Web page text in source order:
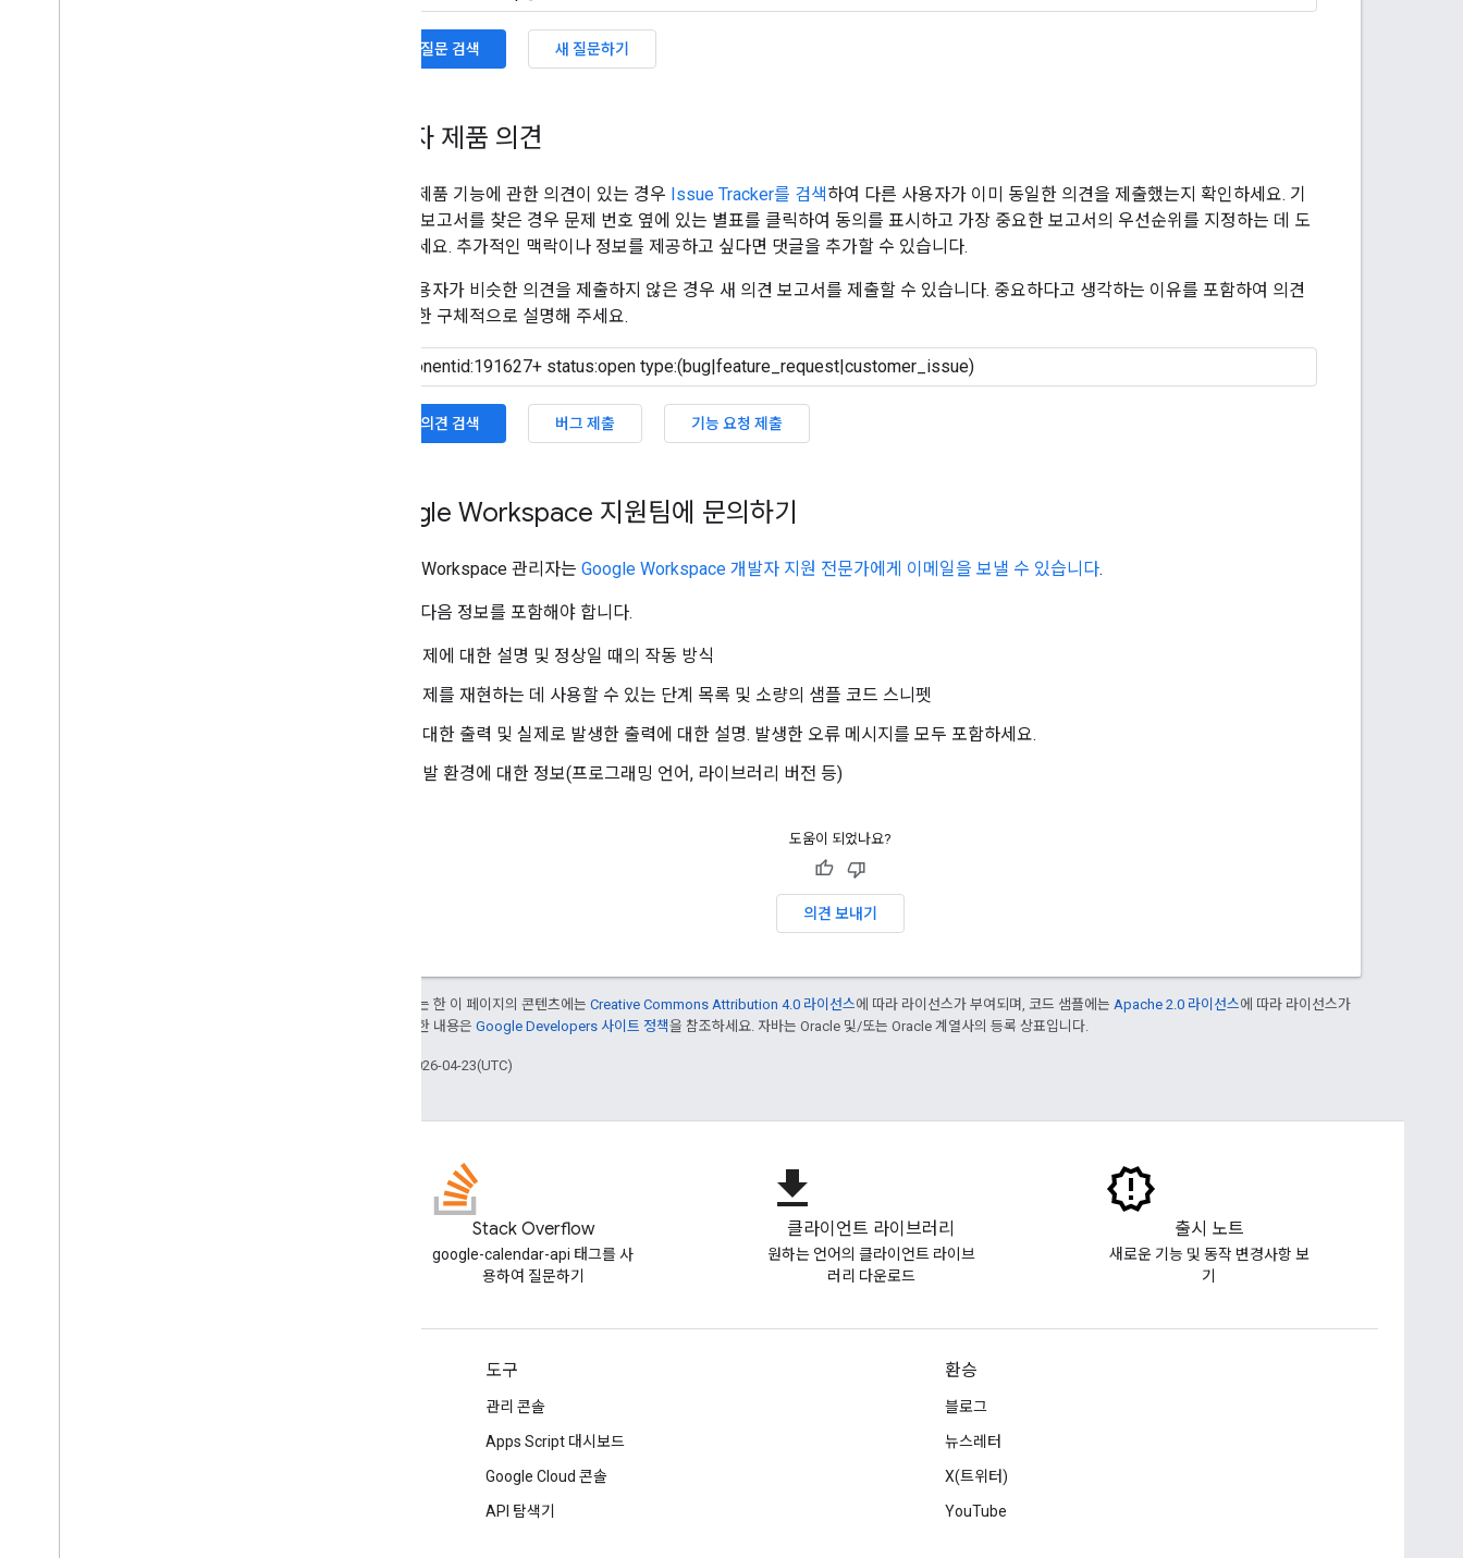
기존 질문 검색 새 질문하기
개발자 제품 의견
개발자 제품 기능에 관한 의견이 있는 경우 Issue Tracker를 검색하여 다른 사용자가 이미 동일한 의견을 제출했는지 확인하세요. 기
존 의견 보고서를 찾은 경우 문제 번호 옆에 있는 별표를 클릭하여 동의를 표시하고 가장 중요한 보고서의 우선순위를 지정하는 데 도
움을 주세요. 추가적인 맥락이나 정보를 제공하고 싶다면 댓글을 추가할 수 있습니다.
다른 사용자가 비슷한 의견을 제출하지 않은 경우 새 의견 보고서를 제출할 수 있습니다. 중요하다고 생각하는 이유를 포함하여 의견
을 최대한 구체적으로 설명해 주세요.
기존 의견 검색 버그 제출 기능 요청 제출
Google Workspace 지원팀에 문의하기
Google Workspace 관리자는 Google Workspace 개발자 지원 전문가에게 이메일을 보낼 수 있습니다.
문의 시 다음 정보를 포함해야 합니다.
문제에 대한 설명 및 정상일 때의 작동 방식
문제를 재현하는 데 사용할 수 있는 단계 목록 및 소량의 샘플 코드 스니펫
기대한 출력 및 실제로 발생한 출력에 대한 설명. 발생한 오류 메시지를 모두 포함하세요.
개발 환경에 대한 정보(프로그래밍 언어, 라이브러리 버전 등)
도움이 되었나요?
의견 보내기
달리 명시되지 않는 한 이 페이지의 콘텐츠에는 Creative Commons Attribution 4.0 라이선스에 따라 라이선스가 부여되며, 코드 샘플에는 Apache 2.0 라이선스에 따라 라이선스가
부여됩니다. 자세한 내용은 Google Developers 사이트 정책을 참조하세요. 자바는 Oracle 및/또는 Oracle 계열사의 등록 상표입니다.
최종 업데이트: 2026-04-23(UTC)
Stack Overflow
google-calendar-api 태그를 사
용하여 질문하기
file_download
클라이언트 라이브러리
원하는 언어의 클라이언트 라이브
러리 다운로드
출시 노트
새로운 기능 및 동작 변경사항 보
기
도구
관리 콘솔
Apps Script 대시보드
Google Cloud 콘솔
API 탐색기
환승
블로그
뉴스레터
X(트위터)
YouTube